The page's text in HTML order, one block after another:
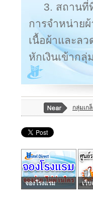
3. สถานที่
การจำหน่าย
เนื้อผ้าและล
หักเงินเข้าก
กลุ่มเก
จองโรงแรม เว็บ